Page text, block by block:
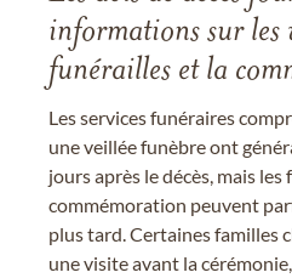
informations sur les
funérailles et la
Les services funéraires
une veillée funèbre ont
jours après le décès, mais
commémoration peuvent
plus tard. Certaines familles
une visite avant la